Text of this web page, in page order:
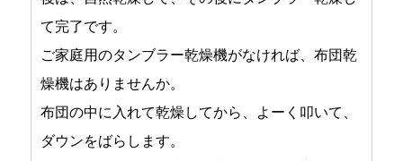
て完了です。
ご家庭用のタンブラー乾燥機がなければ、布団乾
燥機はありませんか。
布団の中に入れて乾燥してから、よーく叩いて、
ダウンをばらします。